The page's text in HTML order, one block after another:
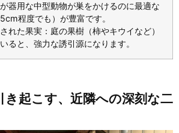
器用な中型動物が巣をかけるのに最適な
程度でも）が豊富です。
れた果実：庭の果樹（柿やキウイなど）
ると、強力な誘引源になります。
き起こす、近隣への深刻な二